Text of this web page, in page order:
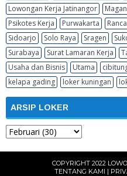
Lowongan Kerja Jatinangor
Psikotes Kerja
Purwakarta
Sidoarjo
Solo Raya Sragen
Surabaya
Surat Lamaran Kerja
Usaha dan Bisnis
Utama
kelapa gading
loker kuningan
ARSIP LOKER
COPYRIGHT 2022
TENTANG KAMI |